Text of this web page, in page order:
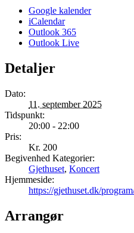
Google kalender
iCalendar
Outlook 365
Outlook Live
Detaljer
Dato:
11. september 2025
Tidspunkt:
20:00 - 22:00
Pris:
Kr. 200
Begivenhed Kategorier:
Gjethuset, Koncert
Hjemmeside:
https://gjethuset.dk/
Arrangør